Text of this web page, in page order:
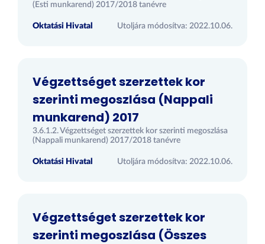
(Esti munkarend) 2017/2018 tanévre
Oktatási Hivatal Utoljára módosítva: 2022.10.06.
Végzettséget szerzettek kor
szerinti megoszlása (Nappali
munkarend) 2017
3.6.1.2. Végzettséget szerzettek kor szerinti megoszlása
(Nappali munkarend) 2017/2018 tanévre
Oktatási Hivatal Utoljára módosítva: 2022.10.06.
Végzettséget szerzettek kor
szerinti megoszlása (Összes